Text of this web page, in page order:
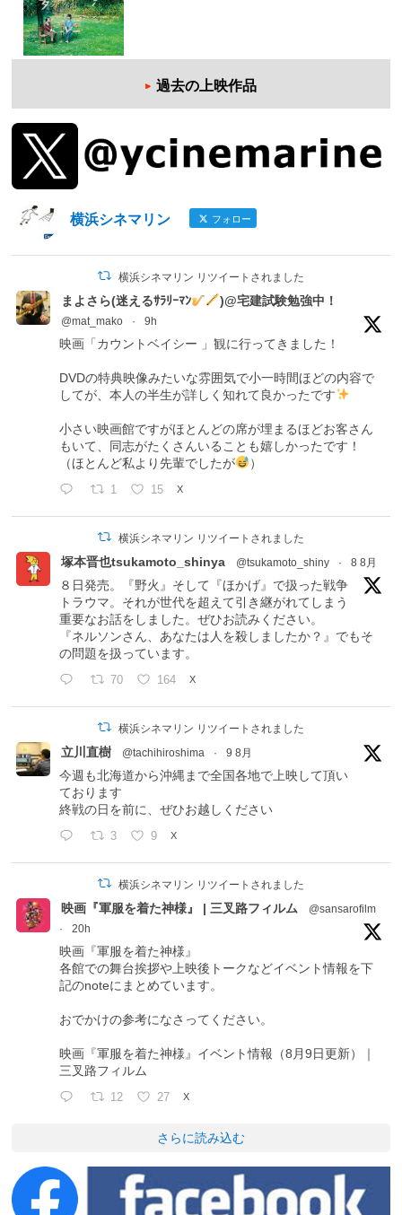
過去の上映作品
横浜シネマリン フォロー
横浜シネマリン リツイートされました
まよさら(迷えるｻﾗﾘｰﾏﾝ )@宅建試験勉強中！
@mat_mako · 9h
映画「カウントベイシー 」観に行ってきました！
DVDの特典映像みたいな雰囲気で小一時間ほどの内容で
してが、本人の半生が詳しく知れて良かったです
小さい映画館ですがほとんどの席が埋まるほどお客さん
もいて、同志がたくさんいることも嬉しかったです！
（ほとんど私より先輩でしたが
）
1 15 X
横浜シネマリン リツイートされました
塚本晋也tsukamoto_shinya @tsukamoto_shiny · 8 8月
８日発売。『野火』そして『ほかげ』で扱った戦争
トラウマ。それが世代を超えて引き継がれてしまう
重要なお話をしました。ぜひお読みください。
『ネルソンさん、あなたは人を殺しましたか？』でもそ
の問題を扱っています。
70 164 X
横浜シネマリン リツイートされました
立川直樹 @tachihiroshima · 9 8月
今週も北海道から沖縄まで全国各地で上映して頂い
ております
終戦の日を前に、ぜひお越しください
3 9 X
横浜シネマリン リツイートされました
映画『軍服を着た神様』 | 三叉路フィルム
@sansarofilm
·
20h
映画『軍服を着た神様』
各館での舞台挨拶や上映後トークなどイベント情報を下
記のnoteにまとめています。
おでかけの参考になさってください。
映画『軍服を着た神様』イベント情報（8月9日更新）｜
三叉路フィルム
12 27 X
さらに読み込む